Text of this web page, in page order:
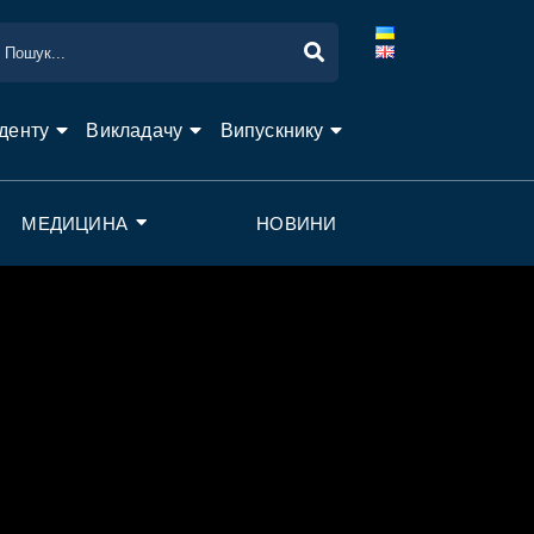
Викладачу Випускнику
МЕДИЦИНА НОВИНИ